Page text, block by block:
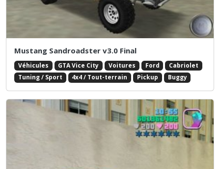
Mustang Sandroadster v3.0 Final
Véhicules GTA Vice City Voitures Ford
Cabriolet
Tuning / Sport
4x4 / Tout-terrain Pickup Buggy